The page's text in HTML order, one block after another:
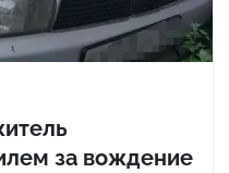
за вождение